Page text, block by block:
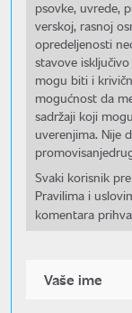
psovke, uvrede,
verskoj, rasnoj
opredeljenosti
stavove
mogu biti i
mogućnost da
sadržaji koji
uverenjima. Nije
Svaki korisnik
Pravilima i
komentara